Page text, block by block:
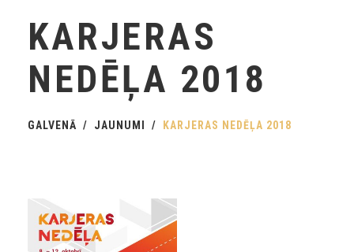
KARJERAS
NEDĒĻA 2018
GALVENĀ JAUNUMI KARJERAS NEDĒĻA 2018